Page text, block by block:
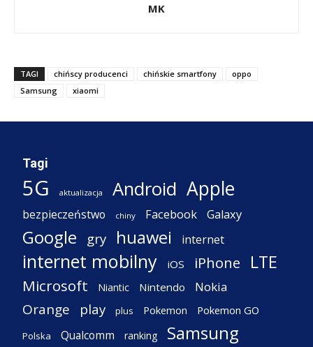
MK
TAGI chińscy producenci chińskie smartfony
oppo
Samsung
xiaomi
Tagi
5G aktualizacja Android Apple
bezpieczeństwo chiny Facebook Galaxy
Google gry huawei internet
internet mobilny iOS iPhone LTE
Microsoft Niantic Nintendo Nokia
Orange play plus Pokemon Pokemon GO
Polska Qualcomm ranking Samsung